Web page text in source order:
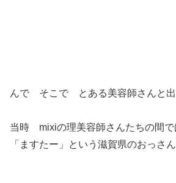
んで そこで とある美容師さんと出
当時 mixiの理美容師さんたちの間で
「ますたー」という滋賀県のおっさ